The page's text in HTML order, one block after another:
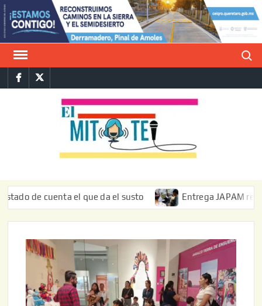
Saltar
al
contenido
FacebookTwitter
cuenta el que da el susto Entrega JAPAM